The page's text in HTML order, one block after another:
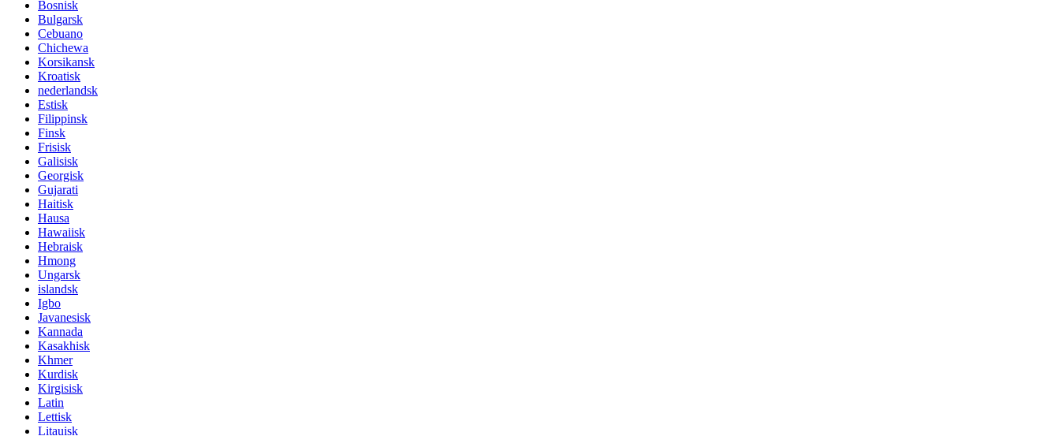
Bosnisk
Bulgarsk
Cebuano
Chichewa
Korsikansk
Kroatisk
nederlandsk
Estisk
Filippinsk
Finsk
Frisisk
Galisisk
Georgisk
Gujarati
Haitisk
Hausa
Hawaiisk
Hebraisk
Hmong
Ungarsk
islandsk
Igbo
Javanesisk
Kannada
Kasakhisk
Khmer
Kurdisk
Kirgisisk
Latin
Lettisk
Litauisk